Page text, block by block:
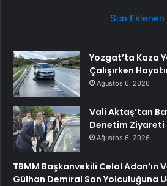
Son Eklenen
Yozgat’ta Kaza
Çalışırken
Ağustos 6, 2026
Vali Aktaş’tan
Denetim Ziyareti
Ağustos 6, 2026
TBMM Başkanvekili Celal Adan’ın
Gülhan Demiral Son Yolculuğuna